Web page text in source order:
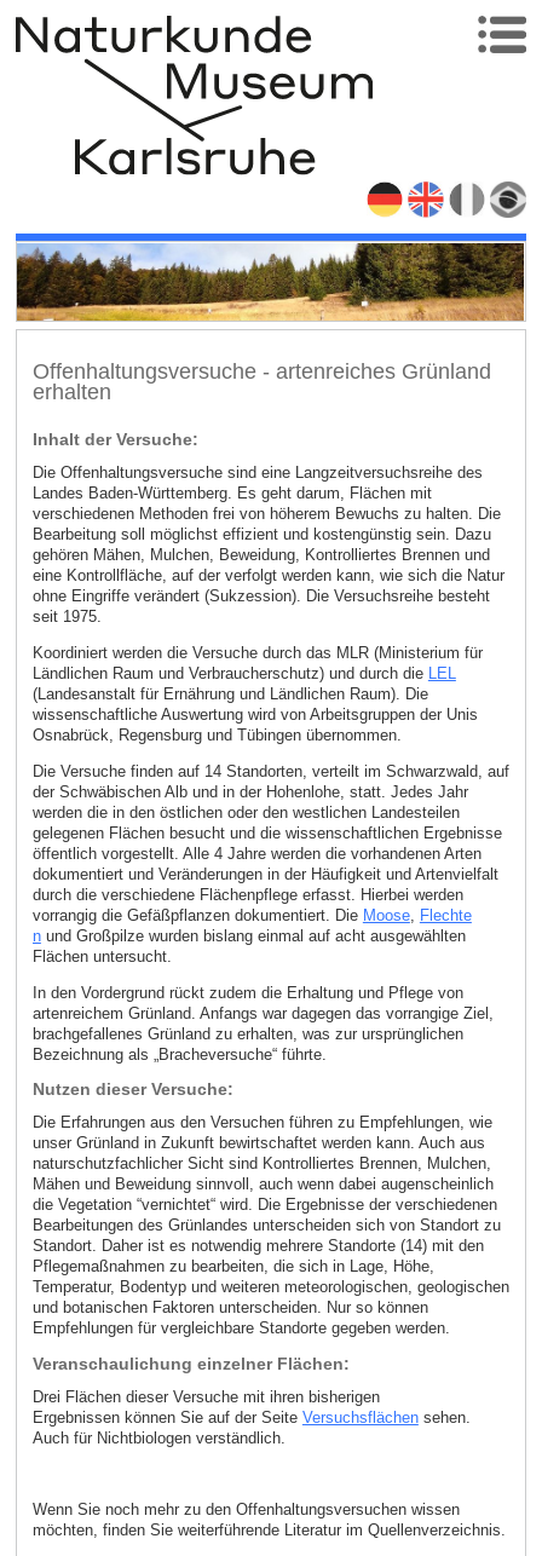
Offenhaltungsversuche - artenreiches Grünland
erhalten
Inhalt der Versuche:
Die Offenhaltungsversuche sind eine Langzeitversuchsreihe des
Landes Baden-Württemberg. Es geht darum, Flächen mit
verschiedenen Methoden frei von höherem Bewuchs zu halten. Die
Bearbeitung soll möglichst effizient und kostengünstig sein. Dazu
gehören Mähen, Mulchen, Beweidung, Kontrolliertes Brennen und
eine Kontrollfläche, auf der verfolgt werden kann, wie sich die Natur
ohne Eingriffe verändert (Sukzession). Die Versuchsreihe besteht
seit 1975.
Koordiniert werden die Versuche durch das MLR (Ministerium für
Ländlichen Raum und Verbraucherschutz) und durch die
LEL
(Landesanstalt für Ernährung und Ländlichen Raum). Die
wissenschaftliche Auswertung wird von Arbeitsgruppen der Unis
Osnabrück, Regensburg und Tübingen übernommen.
Die Versuche finden auf 14 Standorten, verteilt im Schwarzwald, auf
der Schwäbischen Alb und in der Hohenlohe, statt. Jedes Jahr
werden die in den östlichen oder den westlichen Landesteilen
gelegenen Flächen besucht und die wissenschaftlichen Ergebnisse
öffentlich vorgestellt. Alle 4 Jahre werden die vorhandenen Arten
dokumentiert und Veränderungen in der Häufigkeit und Artenvielfalt
durch die verschiedene Flächenpflege erfasst. Hierbei werden
vorrangig die Gefäßpflanzen dokumentiert. Die Moose, Flechte
nund Großpilze wurden bislang einmal auf acht ausgewählten
Flächen untersucht.
In den Vordergrund rückt zudem die Erhaltung und Pflege von
artenreichem Grünland. Anfangs war dagegen das vorrangige Ziel,
brachgefallenes Grünland zu erhalten, was zur ursprünglichen
Bezeichnung als „Bracheversuche“ führte.
Nutzen dieser Versuche:
Die Erfahrungen aus den Versuchen führen zu Empfehlungen, wie
unser Grünland in Zukunft bewirtschaftet werden kann. Auch aus
naturschutzfachlicher Sicht sind Kontrolliertes Brennen, Mulchen,
Mähen und Beweidung sinnvoll, auch wenn dabei augenscheinlich
die Vegetation “vernichtet“ wird. Die Ergebnisse der verschiedenen
Bearbeitungen des Grünlandes unterscheiden sich von Standort zu
Standort. Daher ist es notwendig mehrere Standorte (14) mit den
Pflegemaßnahmen zu bearbeiten, die sich in Lage, Höhe,
Temperatur, Bodentyp und weiteren meteorologischen, geologischen
und botanischen Faktoren unterscheiden. Nur so können
Empfehlungen für vergleichbare Standorte gegeben werden.
Veranschaulichung einzelner Flächen:
Drei Flächen dieser Versuche mit ihren bisherigen
Ergebnissen können Sie auf der Seite Versuchsflächensehen.
Auch für Nichtbiologen verständlich.
Wenn Sie noch mehr zu den Offenhaltungsversuchen wissen
möchten, finden Sie weiterführende Literatur im Quellenverzeichnis.